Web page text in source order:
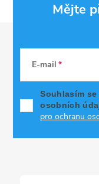
Mějte
E-mail
Souhlasím
osobních
pro ochranu